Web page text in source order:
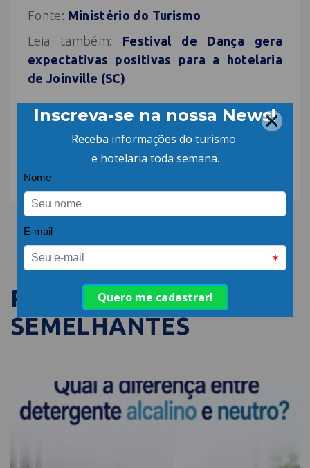
Fonte: Ministério do Turismo
Leia também: Festival de Dança gera
expectativas positivas para a hotelaria
de Joinville (SC)
COMPARTILHE:
PUBLICAÇÕES
SEMELHANTES